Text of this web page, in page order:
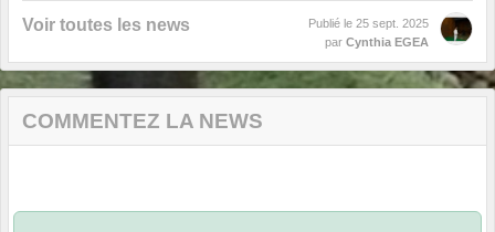
Voir toutes les news Publié le 25 sept. 2025
par Cynthia EGEA
COMMENTEZ LA NEWS